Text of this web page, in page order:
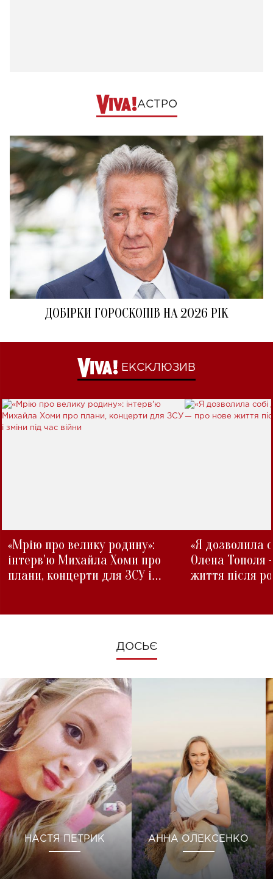
АСТРО
ДОБІРКИ ГОРОСКОПІВ НА 2026 РІК
ЕКСКЛЮЗИВ
«Мрію про велику родину»:
інтерв'ю Михайла Хоми про
плани, концерти для ЗСУ і
«Я дозволила
Олена Тополя
життя після
ДОСЬЄ
НАСТЯ ПЕТРИК АННА ОЛЕКСЕНКО